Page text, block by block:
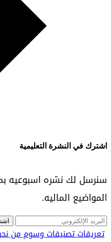
اشترك في النشرة التعليمية
سنرسل لك نشره اسبوعيه
المواضيع الماليه.
تعريفاتتصنيفاتوسوممن